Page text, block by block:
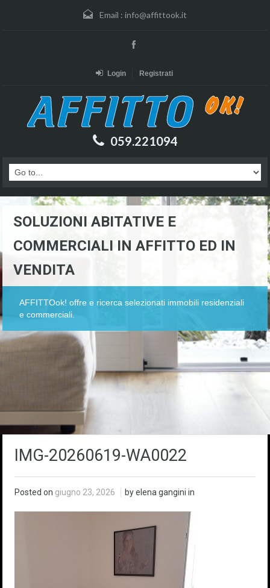
Email : info@affittook.it
Login Registrati
059.221094
SOLUZIONI ABITATIVE E
COMMERCIALI IN AFFITTO ED IN
VENDITA
AFFITTOok! offre e ricerca selezionati immobili residenziali
e commerciali.
IMG-20260619-WA0022
Posted on giugno 23, 2026 by elena gangini in